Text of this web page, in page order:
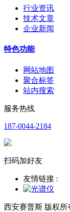
行业资讯
技术文章
企业新闻
特色功能
网站地图
聚合标签
站内搜索
服务热线
187-0044-2184
扫码加好友
友情链接 :
西安赛普斯 版权所